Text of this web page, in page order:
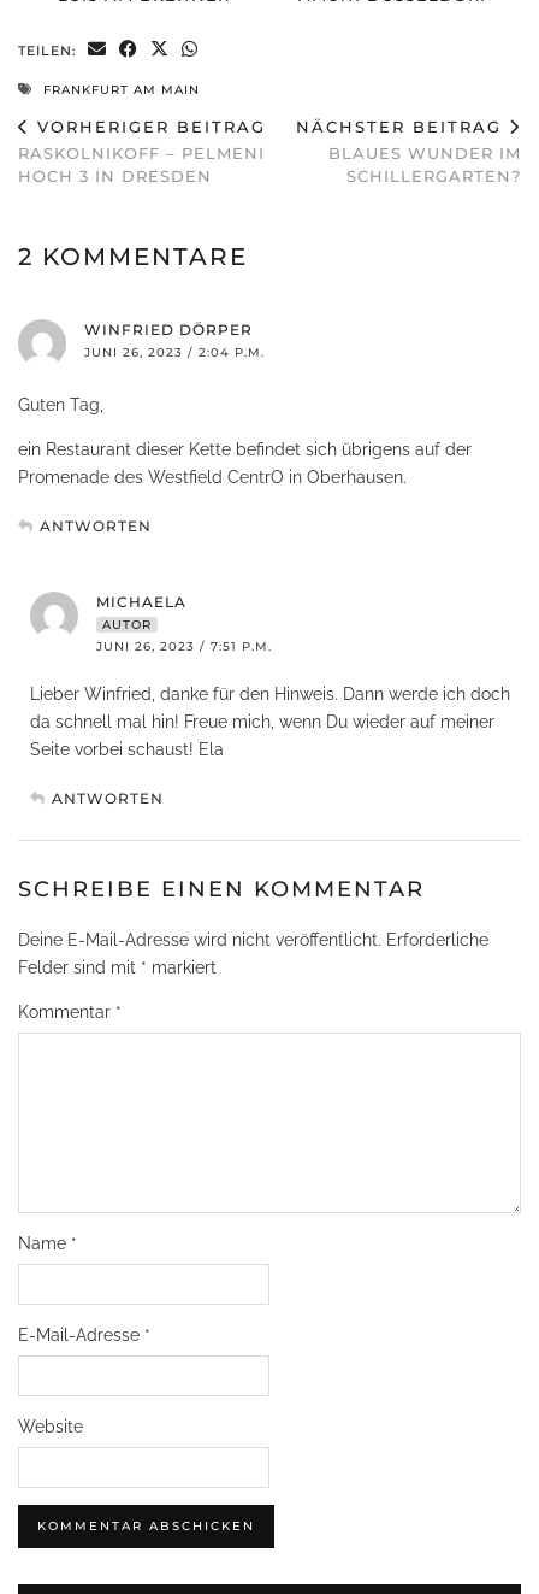
TEILEN:
FRANKFURT AM MAIN
VORHERIGER BEITRAG
RASKOLNIKOFF – PELMENI
HOCH 3 IN DRESDEN
NÄCHSTER BEITRAG
BLAUES WUNDER IM
SCHILLERGARTEN?
2 KOMMENTARE
WINFRIED DÖRPER
JUNI 26, 2023 / 2:04 P.M.
Guten Tag,
ein Restaurant dieser Kette befindet sich übrigens auf der
Promenade des Westfield CentrO in Oberhausen.
ANTWORTEN
MICHAELA
AUTOR
JUNI 26, 2023 / 7:51 P.M.
Lieber Winfried, danke für den Hinweis. Dann werde ich doch
da schnell mal hin! Freue mich, wenn Du wieder auf meiner
Seite vorbei schaust! Ela
ANTWORTEN
SCHREIBE EINEN KOMMENTAR
Deine E-Mail-Adresse wird nicht veröffentlicht. Erforderliche
Felder sind mit * markiert
Kommentar *
Name *
E-Mail-Adresse *
Website